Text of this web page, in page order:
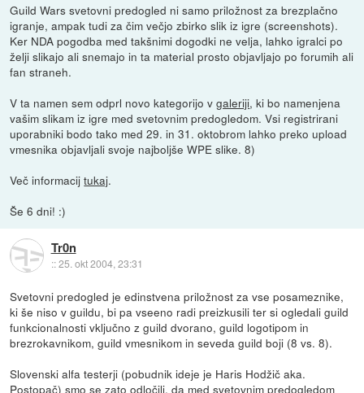
Guild Wars svetovni predogled ni samo priložnost za brezplačno
igranje, ampak tudi za čim večjo zbirko slik iz igre (screenshots).
Ker NDA pogodba med takšnimi dogodki ne velja, lahko igralci po
želji slikajo ali snemajo in ta material prosto objavljajo po forumih ali
fan straneh.
V ta namen sem odprl novo kategorijo vgaleriji, ki bo namenjena
vašim slikam iz igre med svetovnim predogledom. Vsi registrirani
uporabniki bodo tako med 29. in 31. oktobrom lahko preko upload
vmesnika objavljali svoje najboljše WPE slike. 8)
Več informacijtukaj.
Še 6 dni! :)
Tr0n
::25. okt 2004, 23:31
Svetovni predogled je edinstvena priložnost za vse posameznike,
ki še niso v guildu, bi pa vseeno radi preizkusili ter si ogledali guild
funkcionalnosti vključno z guild dvorano, guild logotipom in
brezrokavnikom, guild vmesnikom in seveda guild boji (8 vs. 8).
Slovenski alfa testerji (pobudnik ideje je Haris Hodžič aka.
Postopač) smo se zato odločili, da med svetovnim predogledom